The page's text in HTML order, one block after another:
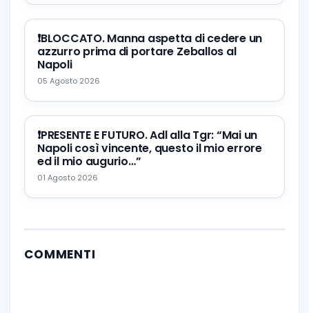
❗️BLOCCATO. Manna aspetta di cedere un
azzurro prima di portare Zeballos al
Napoli
05 Agosto 2026
❗️PRESENTE E FUTURO. Adl alla Tgr: “Mai un
Napoli così vincente, questo il mio errore
ed il mio augurio…”
01 Agosto 2026
COMMENTI